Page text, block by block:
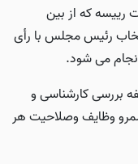
كه‌ از بین‌
رئیس‌ مجلس‌ با رأی‌
می شود.
بررسی‌ كارشناسی‌ و
وظایف‌ وصلاحیت‌ هر